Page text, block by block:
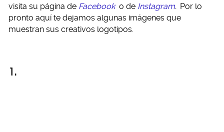
visita su página de Facebook o de Instagram. Por lo
pronto aquí te dejamos algunas imágenes que
muestran sus creativos logotipos.
1.